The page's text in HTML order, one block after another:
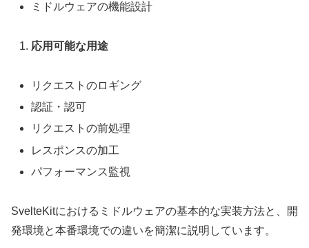
ミドルウェアの機能設計
応用可能な用途
リクエストのロギング
認証・認可
リクエストの前処理
レスポンスの加工
パフォーマンス監視
SvelteKitにおけるミドルウェアの基本的な実装方法と、開
発環境と本番環境での違いを簡潔に説明しています。